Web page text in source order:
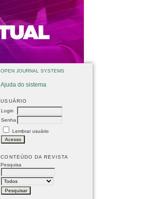
OPEN JOURNAL SYSTEMS
Ajuda do sistema
USUÁRIO
Login
Senha
Lembrar usuário
CONTEÚDO DA REVISTA
Pesquisa